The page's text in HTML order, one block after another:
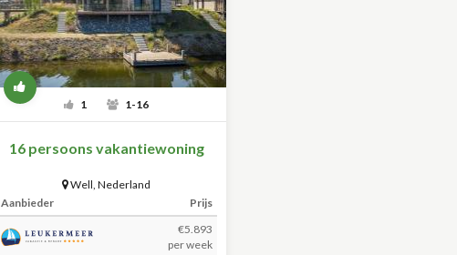
1 1-16
16 persoons vakantiewoning
Well,Nederland
Aanbieder
Prijs
€5.893
per week